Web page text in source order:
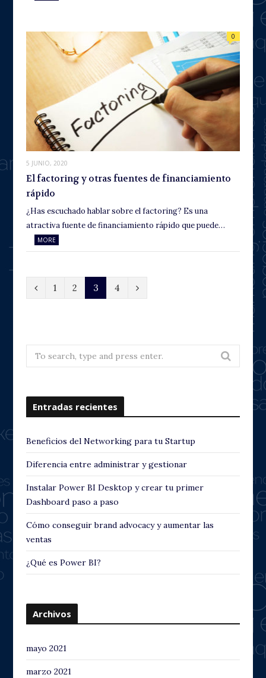
5 JUNIO, 2020
0
El factoring y otras fuentes de financiamiento
rápido
¿Has escuchado hablar sobre el factoring? Es una
atractiva fuente de financiamiento rápido que puede…
MORE
P
i
u
1 2 3 4
N
Search
for:
Entradas recientes
Beneficios del Networking para tu Startup
Diferencia entre administrar y gestionar
Instalar Power BI Desktop y crear tu primer
Dashboard paso a paso
Cómo conseguir brand advocacy y aumentar las
ventas
¿Qué es Power BI?
Archivos
mayo 2021
marzo 2021